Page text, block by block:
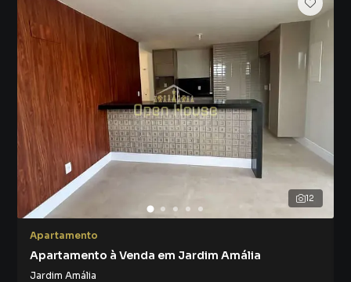
12
Apartamento
Apartamento à Venda em Jardim Amália
Jardim Amália